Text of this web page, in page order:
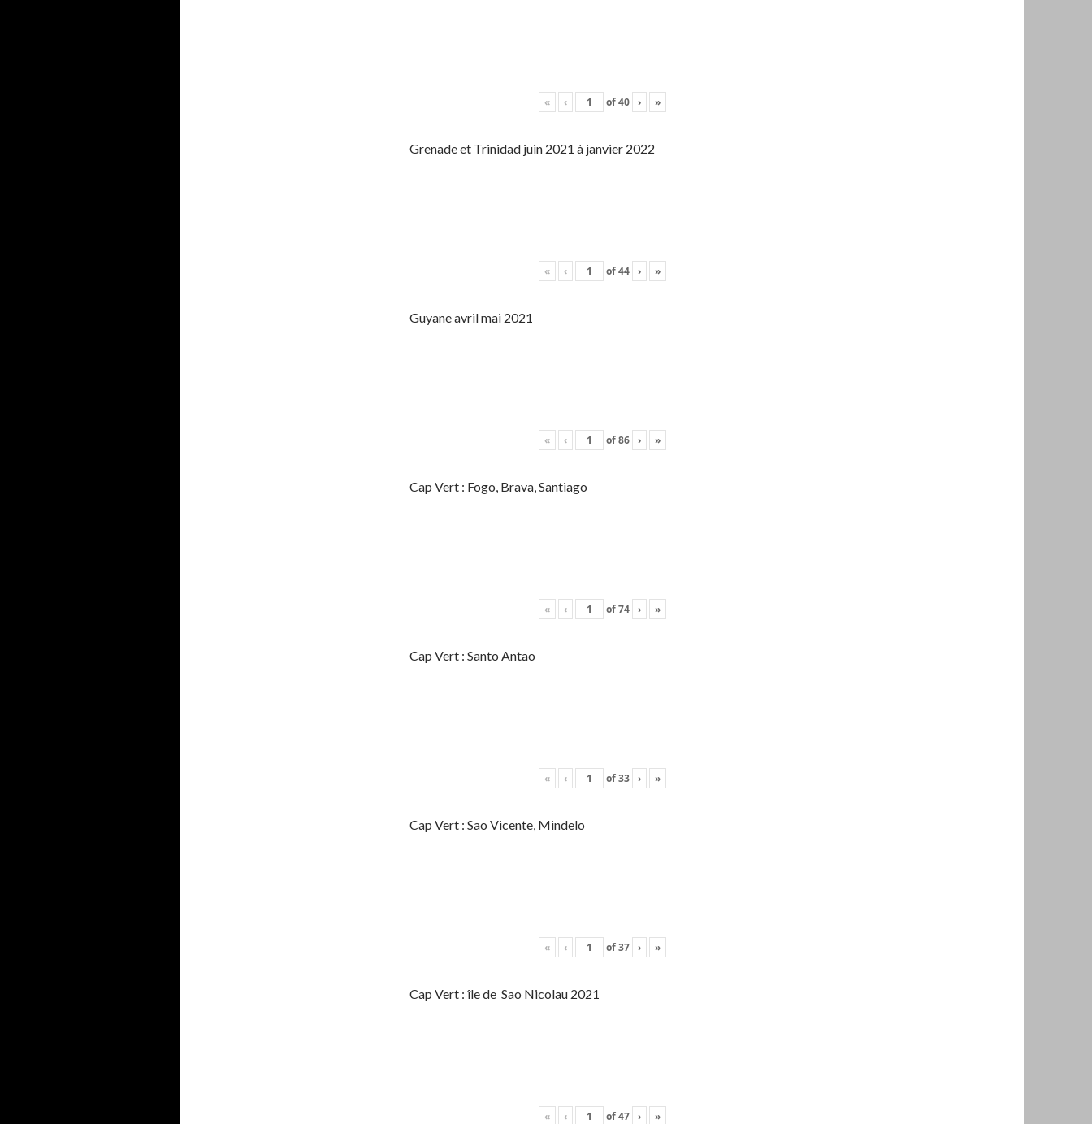
« ‹ of40 › »
Grenade et Trinidad juin 2021 à janvier 2022
« ‹ of44 › »
Guyane avril mai 2021
« ‹ of86 › »
Cap Vert : Fogo, Brava, Santiago
« ‹ of74 › »
Cap Vert : Santo Antao
« ‹ of33 › »
Cap Vert : Sao Vicente, Mindelo
« ‹ of37 › »
Cap Vert : île de Sao Nicolau 2021
« ‹ of47 › »